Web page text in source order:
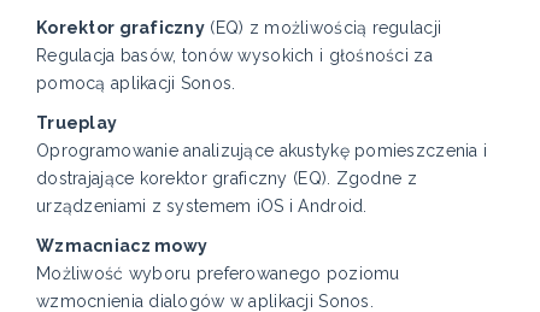
Korektor graficzny (EQ) z możliwością regulacji
Regulacja basów, tonów wysokich i głośności za
pomocą aplikacji Sonos.
Trueplay
Oprogramowanie analizujące akustykę pomieszczenia i
dostrajające korektor graficzny (EQ). Zgodne z
urządzeniami z systemem iOS i Android.
Wzmacniacz mowy
Możliwość wyboru preferowanego poziomu
wzmocnienia dialogów w aplikacji Sonos.